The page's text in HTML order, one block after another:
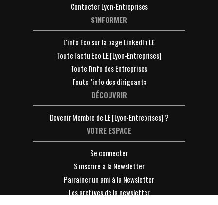
Contacter Lyon-Entreprises
S'INFORMER
L'info Eco sur la page LinkedIn LE
Toute l'actu Eco LE [Lyon-Entreprises]
Toute l'info des Entreprises
Toute l'info des dirigeants
DÉCOUVRIR
Devenir Membre de LE [Lyon-Entreprises] ?
VOTRE ESPACE
Se connecter
S'inscrire à la Newsletter
Parrainer un ami à la Newsletter
Les archives de la newsletter